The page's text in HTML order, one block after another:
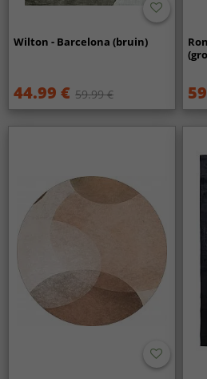
Wilton - Barcelona (bruin)
44.99 € 59.99 €